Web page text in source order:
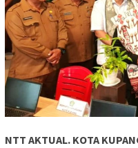
NTT AKTUAL. KOTA